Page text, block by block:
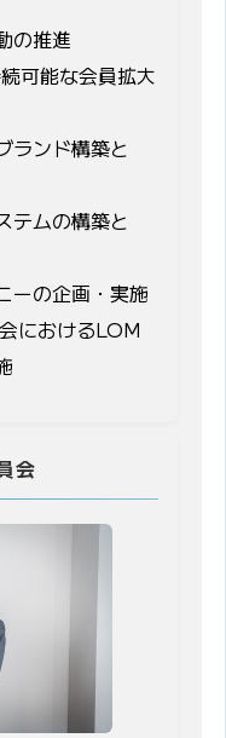
の推進
可能な会員拡大
ランド構築と
テムの構築と
ーの企画・実施
におけるLOM
会